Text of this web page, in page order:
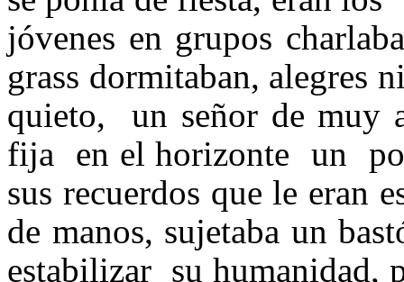
jóvenes en grupos
grass dormitaban,
quieto, un señor de
fija en el horizonte un
sus recuerdos que le
de manos, sujetaba un
estabilizar su humanidad,